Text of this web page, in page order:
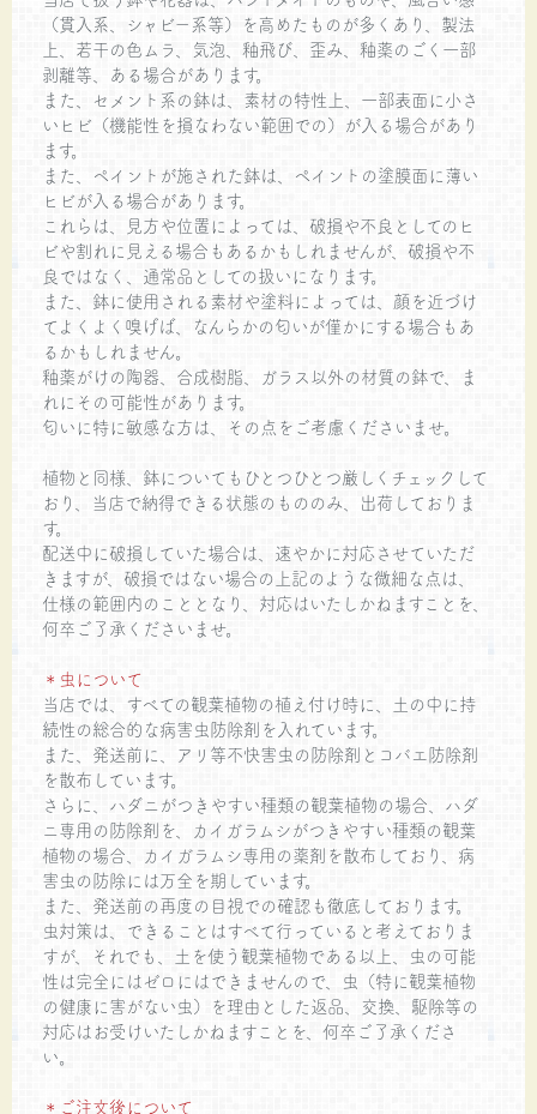
（貫入系、シャビー系等）を高めたものが多くあり、製法
上、若干の色ムラ、気泡、釉飛び、歪み、釉薬のごく一部
剥離等、ある場合があります。
また、セメント系の鉢は、素材の特性上、一部表面に小さ
いヒビ（機能性を損なわない範囲での）が入る場合があり
ます。
また、ペイントが施された鉢は、ペイントの塗膜面に薄い
ヒビが入る場合があります。
これらは、見方や位置によっては、破損や不良としてのヒ
ビや割れに見える場合もあるかもしれませんが、破損や不
良ではなく、通常品としての扱いになります。
また、鉢に使用される素材や塗料によっては、顔を近づけ
てよくよく嗅げば、なんらかの匂いが僅かにする場合もあ
るかもしれません。
釉薬がけの陶器、合成樹脂、ガラス以外の材質の鉢で、ま
れにその可能性があります。
匂いに特に敏感な方は、その点をご考慮くださいませ。
植物と同様、鉢についてもひとつひとつ厳しくチェックして
おり、当店で納得できる状態のもののみ、出荷しておりま
す。
配送中に破損していた場合は、速やかに対応させていただ
きますが、破損ではない場合の上記のような微細な点は、
仕様の範囲内のこととなり、対応はいたしかねますことを、
何卒ご了承くださいませ。
＊虫について
当店では、すべての観葉植物の植え付け時に、土の中に持
続性の総合的な病害虫防除剤を入れています。
また、発送前に、アリ等不快害虫の防除剤とコバエ防除剤
を散布しています。
さらに、ハダニがつきやすい種類の観葉植物の場合、ハダ
ニ専用の防除剤を、カイガラムシがつきやすい種類の観葉
植物の場合、カイガラムシ専用の薬剤を散布しており、病
害虫の防除には万全を期しています。
また、発送前の再度の目視での確認も徹底しております。
虫対策は、できることはすべて行っていると考えておりま
すが、それでも、土を使う観葉植物である以上、虫の可能
性は完全にはゼロにはできませんので、虫（特に観葉植物
の健康に害がない虫）を理由とした返品、交換、駆除等の
対応はお受けいたしかねますことを、何卒ご了承くださ
い。
＊ご注文後について